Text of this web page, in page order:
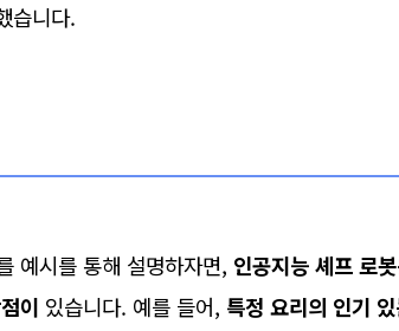
습니다.
예시를 통해 설명하자면, 인공지능 셰프 로
이 있습니다. 예를 들어, 특정 요리의 인기